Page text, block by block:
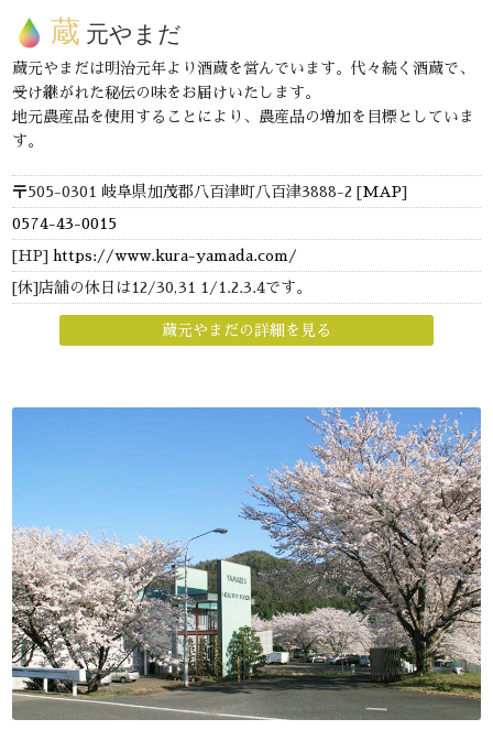
蔵 元やまだ
蔵元やまだは明治元年より酒蔵を営んでいます。代々続く酒蔵で、
受け継がれた秘伝の味をお届けいたします。
地元農産品を使用することにより、農産品の増加を目標としていま
す。
〒505-0301 岐阜県加茂郡八百津町八百津3888-2 [MAP]
0574-43-0015
[HP] https://www.kura-yamada.com/
[休]店舗の休日は12/30,31 1/1.2.3.4です。
蔵元やまだの詳細を見る